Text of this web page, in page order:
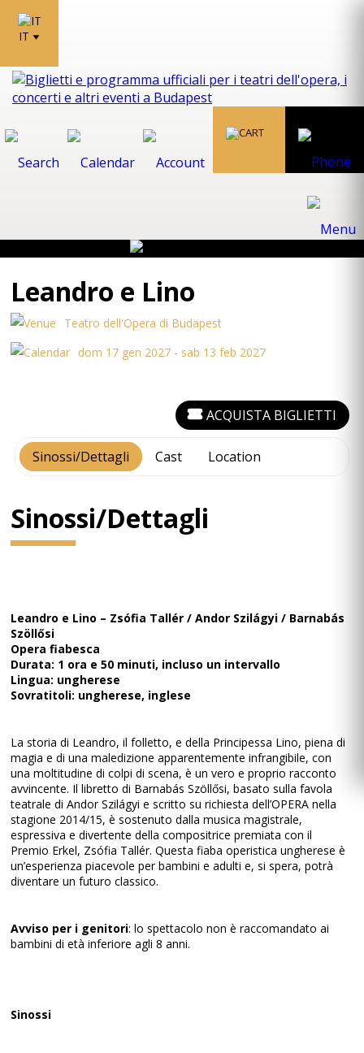
IT
Leandro e Lino
Teatro dell'Opera di Budapest
dom 17 gen 2027 - sab 13 feb 2027
Sinossi/Dettagli Cast Location
ACQUISTA BIGLIETTI
Sinossi/Dettagli
Leandro e Lino – Zsófia Tallér / Andor Szilágyi / Barnabás
Szöllősi
Opera fiabesca
Durata: 1 ora e 50 minuti, incluso un intervallo
Lingua: ungherese
Sovratitoli: ungherese, inglese
La storia di Leandro, il folletto, e della Principessa Lino, piena di
magia e di una maledizione apparentemente infrangibile, con
una moltitudine di colpi di scena, è un vero e proprio racconto
avvincente. Il libretto di Barnabás Szöllősi, basato sulla favola
teatrale di Andor Szilágyi e scritto su richiesta dell’OPERA nella
stagione 2014/15, è sostenuto dalla musica magistrale,
espressiva e divertente della compositrice premiata con il
Premio Erkel, Zsófia Tallér. Questa fiaba operistica ungherese è
un’esperienza piacevole per bambini e adulti e, si spera, potrà
diventare un futuro classico.
Avviso per i genitori: lo spettacolo non è raccomandato ai
bambini di età inferiore agli 8 anni.
Sinossi